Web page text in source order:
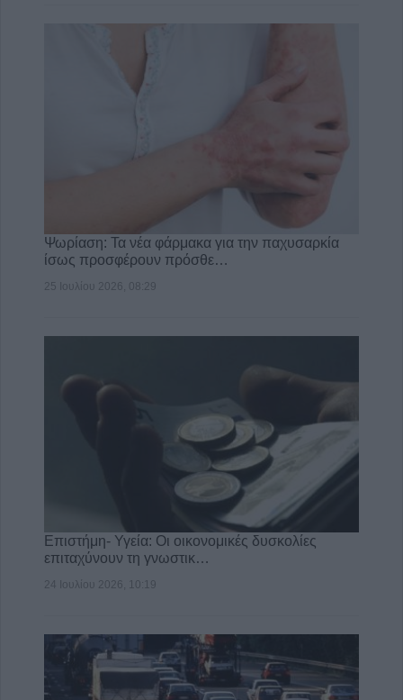
Ψωρίαση: Τα νέα φάρμακα για την παχυσαρκία
ίσως προσφέρουν πρόσθε…
25 Ιουλίου 2026, 08:29
Επιστήμη- Υγεία: Οι οικονομικές δυσκολίες
επιταχύνουν τη γνωστικ…
24 Ιουλίου 2026, 10:19